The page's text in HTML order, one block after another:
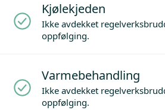
Kjølekjeden
Ikke avdekket
oppfølging.
Varmebehandling
Ikke avdekket
oppfølging.